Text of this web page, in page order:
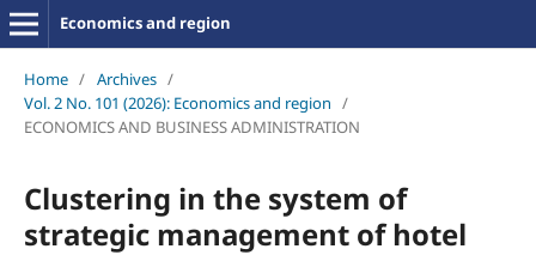
Economics and region
Home / Archives /
Vol. 2 No. 101 (2026): Economics and region /
ECONOMICS AND BUSINESS ADMINISTRATION
Clustering in the system of
strategic management of hotel